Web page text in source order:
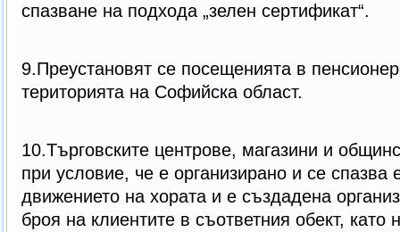
спазване на подхода „зелен сертификат“.
9.Преустановят се посещенията в
територията на Софийска област.
10.Търговските центрове, магазини и
при условие, че е организирано и се спазва
движението на xopaта и е създадена
броя на клиентите в съответния обект, като